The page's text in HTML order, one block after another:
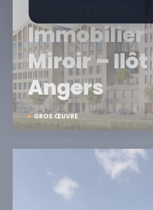
GROS ŒUVRE
Ensemble
Immobilier
Miroir – Ilôt
Angers